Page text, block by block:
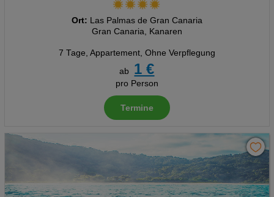
Ort: Las Palmas de Gran Canaria
Gran Canaria, Kanaren
7 Tage, Appartement, Ohne Verpflegung
ab
1 €
pro Person
Termine